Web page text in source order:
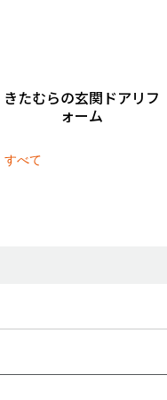
きたむらの玄関ドアリフ
ォーム
すべて